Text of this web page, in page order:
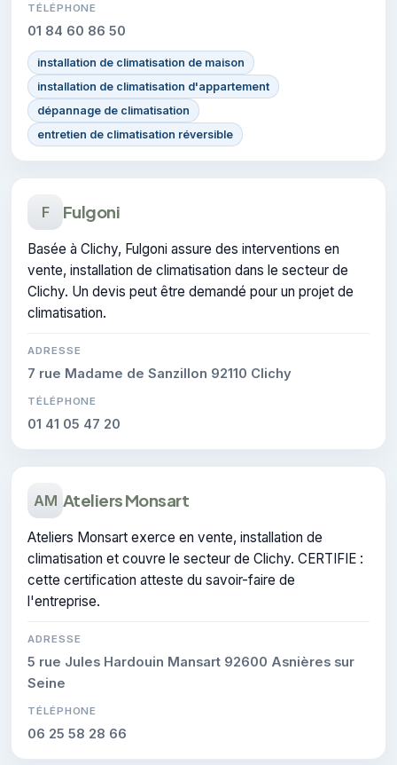
TÉLÉPHONE
01 84 60 86 50
installation de climatisation de maison
installation de climatisation d'appartement
dépannage de climatisation
entretien de climatisation réversible
F Fulgoni
Basée à Clichy, Fulgoni assure des interventions en
vente, installation de climatisation dans le secteur de
Clichy. Un devis peut être demandé pour un projet de
climatisation.
ADRESSE
7 rue Madame de Sanzillon 92110 Clichy
TÉLÉPHONE
01 41 05 47 20
AM Ateliers Monsart
Ateliers Monsart exerce en vente, installation de
climatisation et couvre le secteur de Clichy. CERTIFIE :
cette certification atteste du savoir-faire de
l'entreprise.
ADRESSE
5 rue Jules Hardouin Mansart 92600 Asnières sur
Seine
TÉLÉPHONE
06 25 58 28 66